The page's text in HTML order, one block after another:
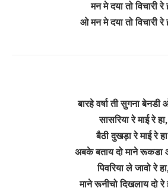
मन मे दया तो विचारी रे
ओ मन मे दया तो विचारी रे
बारहे वर्षा ती सुगना बेनडी
सासरिया रे माई रे हा,
बैठी दुखड़ा रे माई रे
अबके बताय दो माने रूकडा
पिवरिया ले जावो रे
माने रूनीचो दिखलाय दो रे